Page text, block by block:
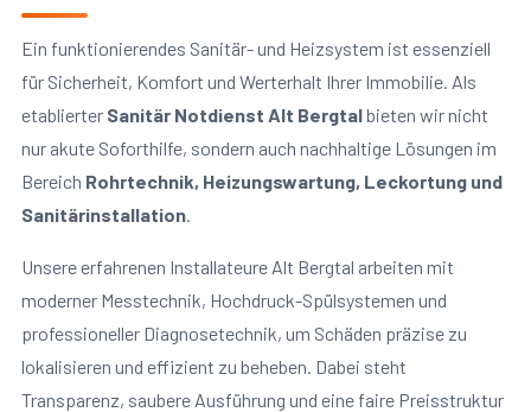
Ein funktionierendes Sanitär- und Heizsystem ist essenziell
für Sicherheit, Komfort und Werterhalt Ihrer Immobilie. Als
etablierter Sanitär Notdienst Alt Bergtalbieten wir nicht
nur akute Soforthilfe, sondern auch nachhaltige Lösungen im
Bereich Rohrtechnik, Heizungswartung, Leckortung und
Sanitärinstallation.
Unsere erfahrenen Installateure Alt Bergtal arbeiten mit
moderner Messtechnik, Hochdruck-Spülsystemen und
professioneller Diagnosetechnik, um Schäden präzise zu
lokalisieren und effizient zu beheben. Dabei steht
Transparenz, saubere Ausführung und eine faire Preisstruktur